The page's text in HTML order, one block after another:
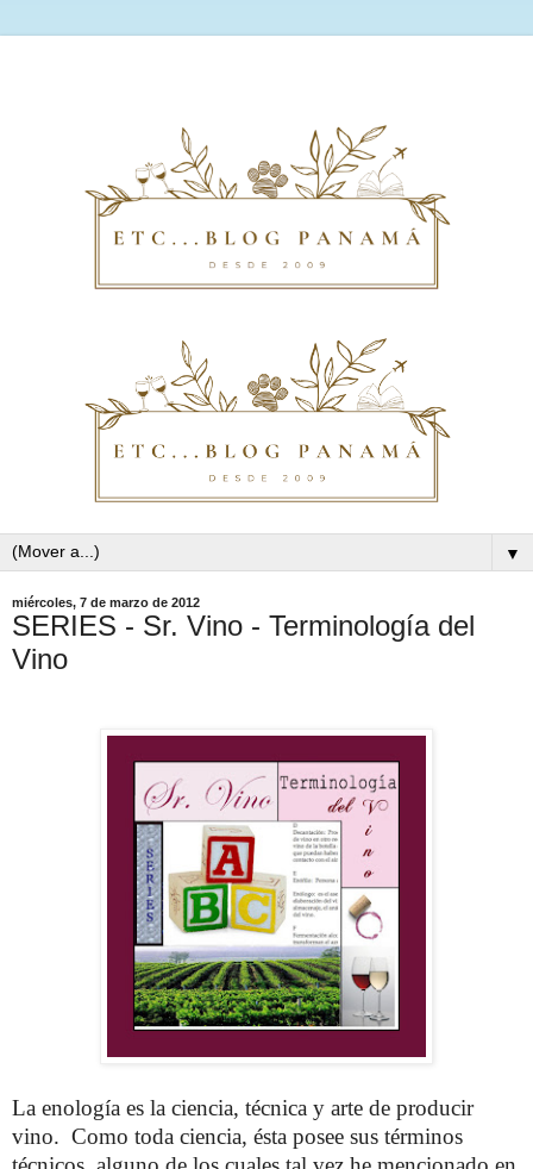
▼
miércoles, 7 de marzo de 2012
SERIES - Sr. Vino - Terminología del
Vino
La enología es la ciencia, técnica y arte de producir
vino. Como toda ciencia, ésta posee sus términos